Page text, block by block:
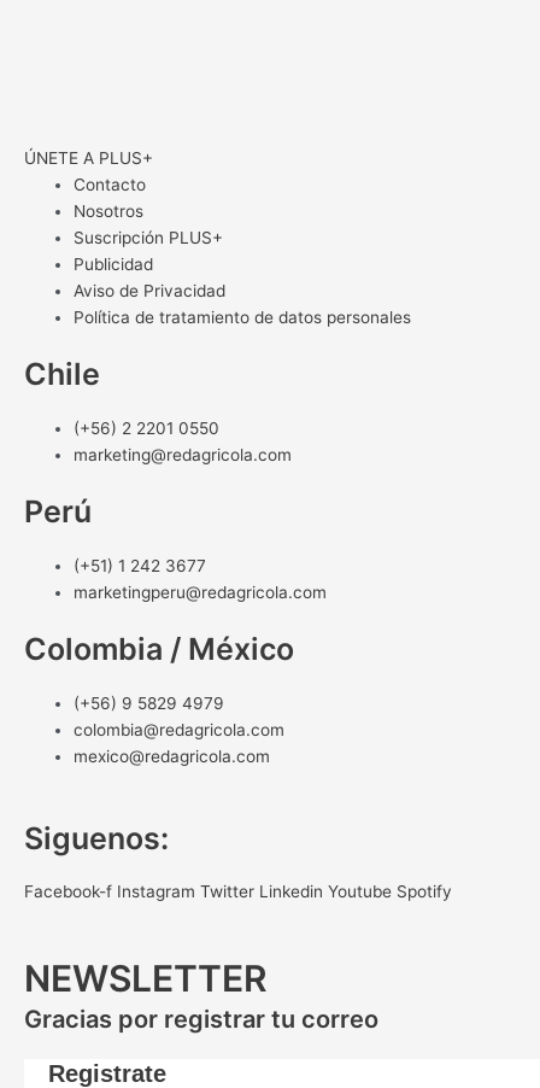
ÚNETE A PLUS+
Contacto
Nosotros
Suscripción PLUS+
Publicidad
Aviso de Privacidad
Política de tratamiento de datos personales
Chile
(+56) 2 2201 0550
marketing@redagricola.com
Perú
(+51) 1 242 3677
marketingperu@redagricola.com
Colombia / México
(+56) 9 5829 4979
colombia@redagricola.com
mexico@redagricola.com
Siguenos:
Facebook-f Instagram Twitter Linkedin Youtube Spotify
NEWSLETTER
Gracias por registrar tu correo
Registrate